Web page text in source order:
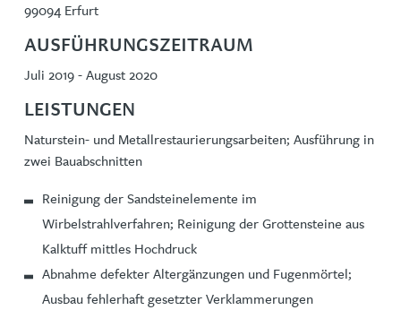
99094 Erfurt
AUSFÜHRUNGSZEITRAUM
Juli 2019 - August 2020
LEISTUNGEN
Naturstein- und Metallrestaurierungsarbeiten; Ausführung in
zwei Bauabschnitten
Reinigung der Sandsteinelemente im
Wirbelstrahlverfahren; Reinigung der Grottensteine aus
Kalktuff mittles Hochdruck
Abnahme defekter Altergänzungen und Fugenmörtel;
Ausbau fehlerhaft gesetzter Verklammerungen